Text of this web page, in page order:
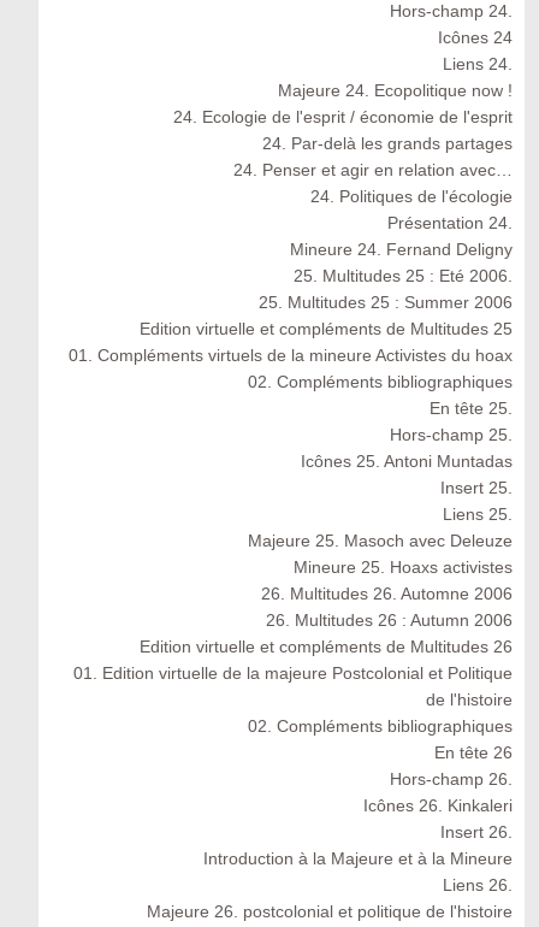
Hors-champ 24.
Icônes 24
Liens 24.
Majeure 24. Ecopolitique now !
24. Ecologie de l'esprit / économie de l'esprit
24. Par-delà les grands partages
24. Penser et agir en relation avec…
24. Politiques de l'écologie
Présentation 24.
Mineure 24. Fernand Deligny
25. Multitudes 25 : Eté 2006.
25. Multitudes 25 : Summer 2006
Edition virtuelle et compléments de Multitudes 25
01. Compléments virtuels de la mineure Activistes du hoax
02. Compléments bibliographiques
En tête 25.
Hors-champ 25.
Icônes 25. Antoni Muntadas
Insert 25.
Liens 25.
Majeure 25. Masoch avec Deleuze
Mineure 25. Hoaxs activistes
26. Multitudes 26. Automne 2006
26. Multitudes 26 : Autumn 2006
Edition virtuelle et compléments de Multitudes 26
01. Edition virtuelle de la majeure Postcolonial et Politique
de l'histoire
02. Compléments bibliographiques
En tête 26
Hors-champ 26.
Icônes 26. Kinkaleri
Insert 26.
Introduction à la Majeure et à la Mineure
Liens 26.
Majeure 26. postcolonial et politique de l'histoire